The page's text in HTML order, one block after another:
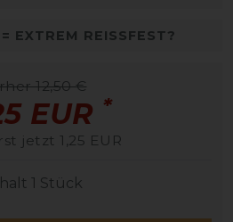
EXTREM REISSFEST?
12,50 €
EUR *
jetzt 1,25 EUR
1 Stück